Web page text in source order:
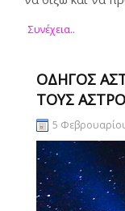
Συνέχεια..
ΟΔΗΓΌΣ
ΤΟΥΣ
5